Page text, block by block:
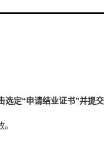
选定“申请结业证书”并提交